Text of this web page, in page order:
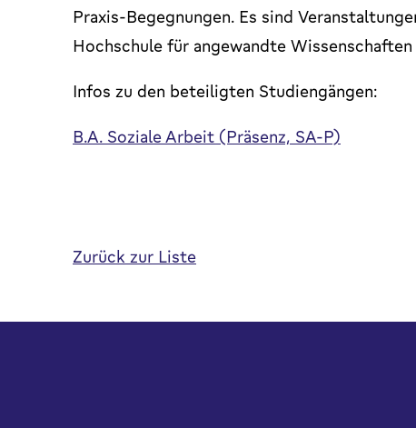
Praxis-Begegnungen. Es sind
Hochschule für angewandte
Infos zu den beteiligten Studiengängen:
B.A. Soziale Arbeit (Präsenz, SA-P)
Zurück zur Liste